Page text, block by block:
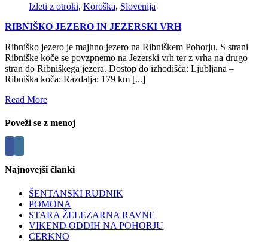
Izleti z otroki, Koroška, Slovenija
RIBNIŠKO JEZERO IN JEZERSKI VRH
Ribniško jezero je majhno jezero na Ribniškem Pohorju. S strani
Ribniške koče se povzpnemo na Jezerski vrh ter z vrha na drugo
stran do Ribniškega jezera. Dostop do izhodišča: Ljubljana –
Ribniška koča: Razdalja: 179 km [...]
Read More
Poveži se z menoj
Najnovejši članki
ŠENTANSKI RUDNIK
POMONA
STARA ŽELEZARNA RAVNE
VIKEND ODDIH NA POHORJU
CERKNO